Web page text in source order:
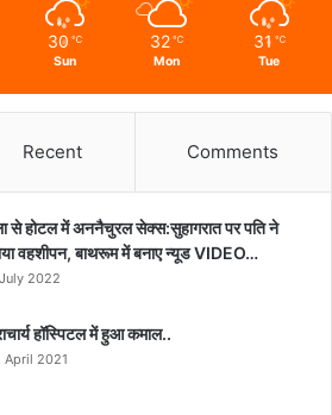
30 ℃
Sun
32 ℃
Mon
31 ℃
Tue
Recent Comments
से होटल में अननैचुरल सेक्स:सुहागरात पर पति ने
वहशीपन, बाथरूम में बनाए न्यूड VIDEO…
2022
हॉस्पिटल में हुआ कमाल..
April 2021